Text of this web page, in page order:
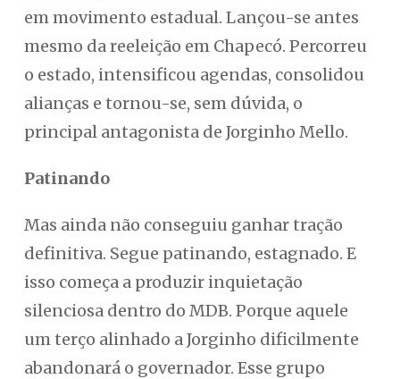
em movimento estadual. Lançou-se antes
mesmo da reeleição em Chapecó. Percorreu
o estado, intensificou agendas, consolidou
alianças e tornou-se, sem dúvida, o
principal antagonista de Jorginho Mello.
Patinando
Mas ainda não conseguiu ganhar tração
definitiva. Segue patinando, estagnado. E
isso começa a produzir inquietação
silenciosa dentro do MDB. Porque aquele
um terço alinhado a Jorginho dificilmente
abandonará o governador. Esse grupo